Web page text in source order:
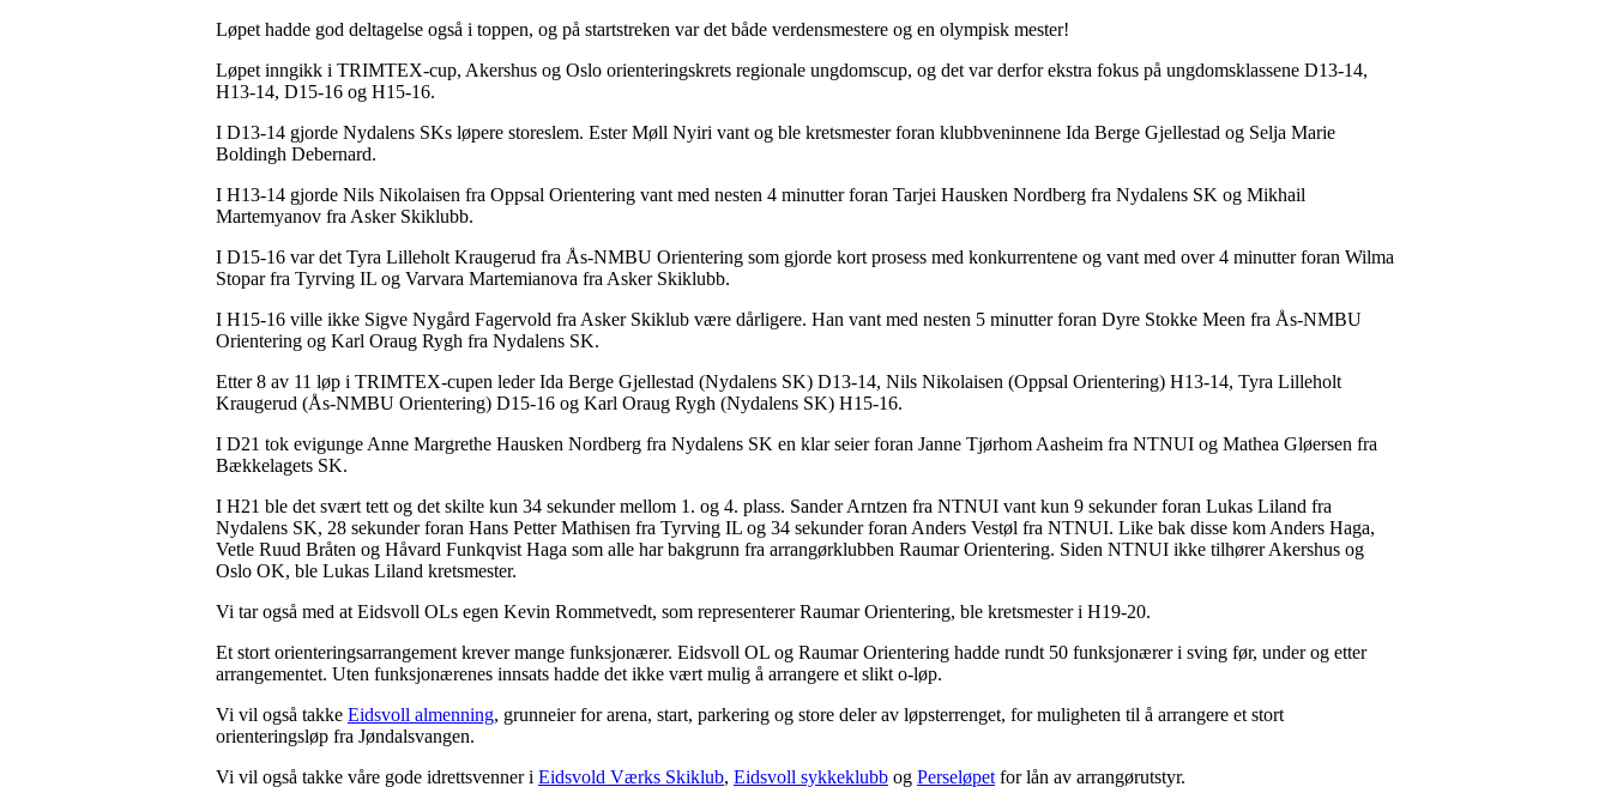
Løpet hadde god deltagelse også i toppen, og på startstreken var det både verdensmestere og en olympisk mester!
Løpet inngikk i TRIMTEX-cup, Akershus og Oslo orienteringskrets regionale ungdomscup, og det var derfor ekstra fokus på ungdomsklassene D13-14,
H13-14, D15-16 og H15-16.
I D13-14 gjorde Nydalens SKs løpere storeslem. Ester Møll Nyiri vant og ble kretsmester foran klubbveninnene Ida Berge Gjellestad og Selja Marie
Boldingh Debernard.
I H13-14 gjorde Nils Nikolaisen fra Oppsal Orientering vant med nesten 4 minutter foran Tarjei Hausken Nordberg fra Nydalens SK og Mikhail
Martemyanov fra Asker Skiklubb.
I D15-16 var det Tyra Lilleholt Kraugerud fra Ås-NMBU Orientering som gjorde kort prosess med konkurrentene og vant med over 4 minutter foran Wilma
Stopar fra Tyrving IL og Varvara Martemianova fra Asker Skiklubb.
I H15-16 ville ikke Sigve Nygård Fagervold fra Asker Skiklub være dårligere. Han vant med nesten 5 minutter foran Dyre Stokke Meen fra Ås-NMBU
Orientering og Karl Oraug Rygh fra Nydalens SK.
Etter 8 av 11 løp i TRIMTEX-cupen leder Ida Berge Gjellestad (Nydalens SK) D13-14, Nils Nikolaisen (Oppsal Orientering) H13-14, Tyra Lilleholt
Kraugerud (Ås-NMBU Orientering) D15-16 og Karl Oraug Rygh (Nydalens SK) H15-16.
I D21 tok evigunge Anne Margrethe Hausken Nordberg fra Nydalens SK en klar seier foran Janne Tjørhom Aasheim fra NTNUI og Mathea Gløersen fra
Bækkelagets SK.
I H21 ble det svært tett og det skilte kun 34 sekunder mellom 1. og 4. plass. Sander Arntzen fra NTNUI vant kun 9 sekunder foran Lukas Liland fra
Nydalens SK, 28 sekunder foran Hans Petter Mathisen fra Tyrving IL og 34 sekunder foran Anders Vestøl fra NTNUI. Like bak disse kom Anders Haga,
Vetle Ruud Bråten og Håvard Funkqvist Haga som alle har bakgrunn fra arrangørklubben Raumar Orientering. Siden NTNUI ikke tilhører Akershus og
Oslo OK, ble Lukas Liland kretsmester.
Vi tar også med at Eidsvoll OLs egen Kevin Rommetvedt, som representerer Raumar Orientering, ble kretsmester i H19-20.
Et stort orienteringsarrangement krever mange funksjonærer. Eidsvoll OL og Raumar Orientering hadde rundt 50 funksjonærer i sving før, under og etter
arrangementet. Uten funksjonærenes innsats hadde det ikke vært mulig å arrangere et slikt o-løp.
Vi vil også takke Eidsvoll almenning, grunneier for arena, start, parkering og store deler av løpsterrenget, for muligheten til å arrangere et stort
orienteringsløp fra Jøndalsvangen.
Vi vil også takke våre gode idrettsvenner i Eidsvold Værks Skiklub, Eidsvoll sykkeklubb og Perseløpet for lån av arrangørutstyr.